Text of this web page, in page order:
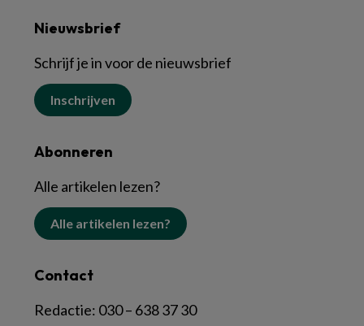
Nieuwsbrief
Schrijf je in voor de nieuwsbrief
Inschrijven
Abonneren
Alle artikelen lezen?
Alle artikelen lezen?
Contact
Redactie: 030 – 638 37 30